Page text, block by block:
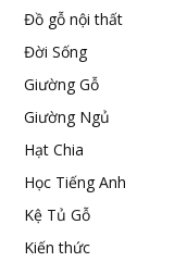
Đồ gỗ nội thất
Đời Sống
Giường Gỗ
Giường Ngủ
Hạt Chia
Học Tiếng Anh
Kệ Tủ Gỗ
Kiến thức